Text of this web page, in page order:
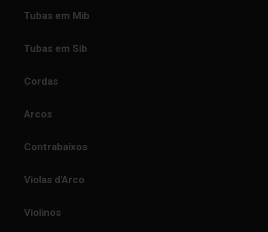
Tubas em Mib
Tubas em Sib
Cordas
Arcos
Contrabaixos
Violas d'Arco
Violinos